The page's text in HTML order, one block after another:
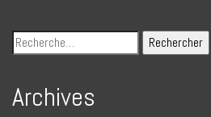
Archives